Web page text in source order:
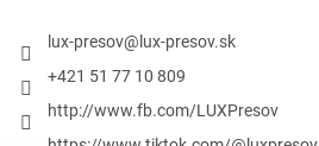
lux-presov@ lux-presov.sk
+421 51 77 10 809
http://www.fb.com/LUXPresov